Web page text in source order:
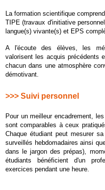
La formation scientifique
TIPE (travaux d'initiative
langue(s) vivante(s) et EPS
A l'écoute des élèves, les
valorisent les acquis précédents
chacun dans une atmosphère
démotivant.
>>> Suivi personnel
Pour un meilleur encadrement,
sont comparables à ceux
Chaque étudiant peut mesurer
surveillés hebdomadaires ainsi
dans le jargon des prépas),
étudiants bénéficient d'un
exercices pendant une heure.